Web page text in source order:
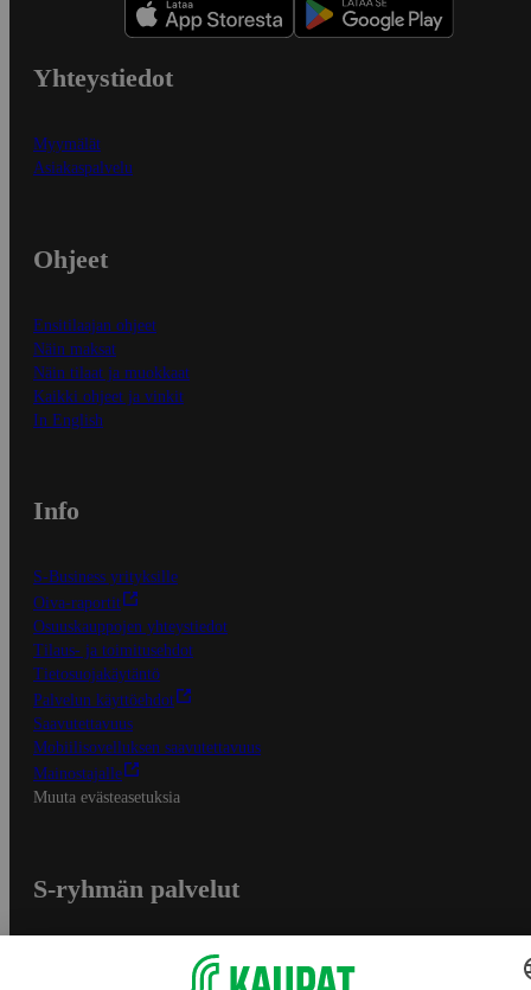
Yhteystiedot
Myymälät
Asiakaspalvelu
Ohjeet
Ensitilaajan ohjeet
Näin maksat
Näin tilaat ja muokkaat
Kaikki ohjeet ja vinkit
In English
Info
S-Business yrityksille
Oiva-raportit
Osuuskauppojen yhteystiedot
Tilaus- ja toimitusehdot
Tietosuojakäytäntö
Palvelun käyttöehdot
Saavutettavuus
Mobiilisovelluksen saavutettavuus
Mainostajalle
Muuta evästeasetuksia
S-ryhmän palvelut